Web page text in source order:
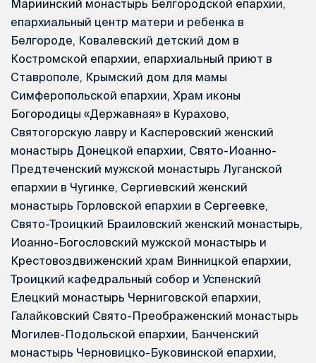
Мариинский монастырь Белгородской епархии,
епархиальный центр матери и ребенка в
Белгороде, Ковалевский детский дом в
Костромской епархии, епархиальный приют в
Ставрополе, Крымский дом для мамы
Симферопольской епархии, Храм иконы
Богородицы «Державная» в Курахово,
Святогорскую лавру и Касперовский женский
монастырь Донецкой епархии, Свято-Иоанно-
Предтеченский мужской монастырь Луганской
епархии в Чугинке, Сергиевский женский
монастырь Горловской епархии в Сергеевке,
Свято-Троицкий Браиловский женский монастырь,
Иоанно-Богословский мужской монастырь и
Крестовоздвиженский храм Винницкой епархии,
Троицкий кафедральный собор и Успенский
Елецкий монастырь Черниговской епархии,
Галайковский Свято-Преображенский монастырь
Могилев-Подольской епархии, Банченский
монастырь Черновицко-Буковинской епархии,